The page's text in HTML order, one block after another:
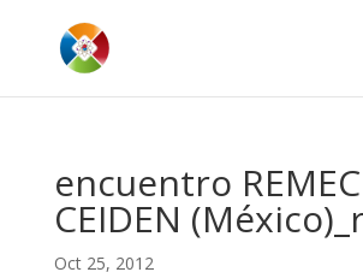
encuentro
CEIDEN
Oct 25, 2012